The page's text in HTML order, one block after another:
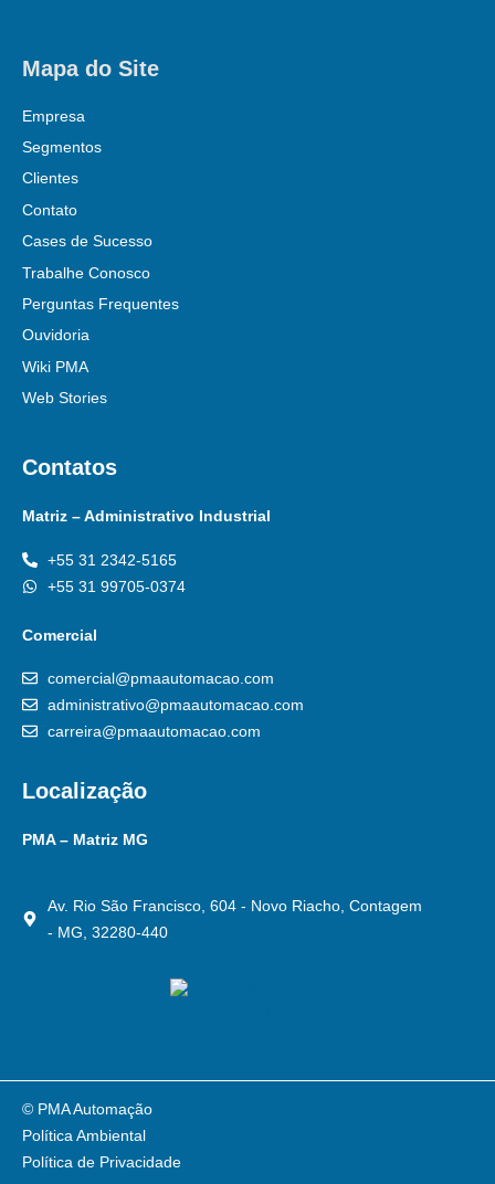
Mapa do Site
Empresa
Segmentos
Clientes
Contato
Cases de Sucesso
Trabalhe Conosco
Perguntas Frequentes
Ouvidoria
Wiki PMA
Web Stories
Contatos
Matriz – Administrativo Industrial
+55 31 2342-5165
+55 31 99705-0374
Comercial
comercial@pmaautomacao.com
administrativo@pmaautomacao.com
carreira@pmaautomacao.com
Localização
PMA – Matriz MG
Av. Rio São Francisco, 604 - Novo Riacho, Contagem
- MG, 32280-440
Política Ambiental
Política de Privacidade
© PMA Automação